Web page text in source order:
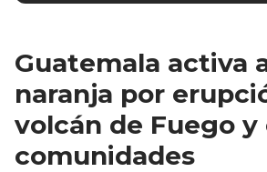
Guatemala activa
naranja por
volcán de Fuego y
comunidades